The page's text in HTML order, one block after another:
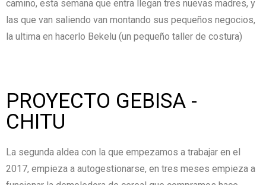
camino, esta semana que entra llegan tres nuevas madres, y
las que van saliendo van montando sus pequeños negocios,
la ultima en hacerlo Bekelu (un pequeño taller de costura)
PROYECTO GEBISA -
CHITU
La segunda aldea con la que empezamos a trabajar en el
2017, empieza a autogestionarse, en tres meses empieza a